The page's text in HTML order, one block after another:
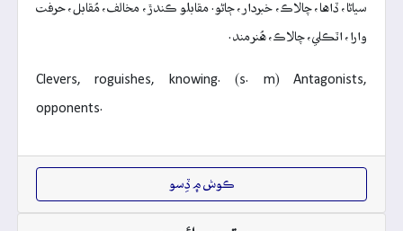
سياڻا، ڏاها، چالاڪ، خبردار، ڄاڻو. مقابلو ڪندڙ، مخالف، مُقابل، حرفت
وارا، اٽڪلي، چالاڪ، هُنرمند.
Clevers, roguishes, knowing. (s. m) Antagonists,
opponents.
ڪوش ۾ ڏِسو